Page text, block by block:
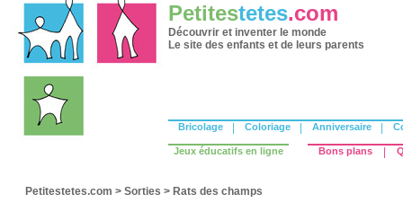
Petitestetes.com
Découvrir et inventer le monde
Le site des enfants et de leurs parents
Bricolage Coloriage Anniversaire
Jeux éducatifs en ligne Bons plans
Petitestetes.com > Sorties > Rats des champs